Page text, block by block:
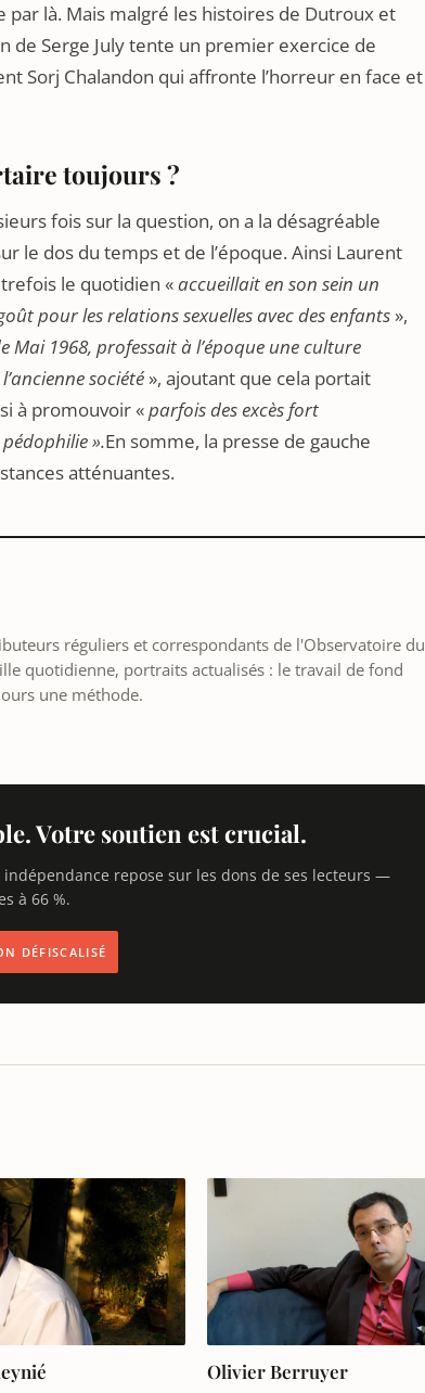
par là. Mais malgré les histoires de Dutroux et
Serge July tente un premier exercice de
Sorj Chalandon qui affronte l’horreur en face et
toujours ?
fois sur la question, on a la désagréable
le dos du temps et de l’époque. Ainsi Laurent
le quotidien «accueillait en son sein un
pour les relations sexuelles avec des enfants »,
Mai 1968, professait à l’époque une culture
société », ajoutant que cela portait
à promouvoir «parfois des excès fort
».En somme, la presse de gauche
atténuantes.
réguliers et correspondants de l'Observatoire du
quotidienne, portraits actualisés : le travail de fond
une méthode.
Votre soutien est crucial.
repose sur les dons de ses lecteurs —
à 66 %.
DÉFISCALISÉ
Olivier Berruyer